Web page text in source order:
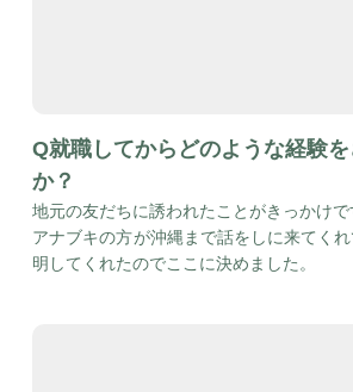
Q就職してからどのような経験
か？
地元の友だちに誘われたことがきっかけで
アナブキの方が沖縄まで話をしに来てく
明してくれたのでここに決めました。